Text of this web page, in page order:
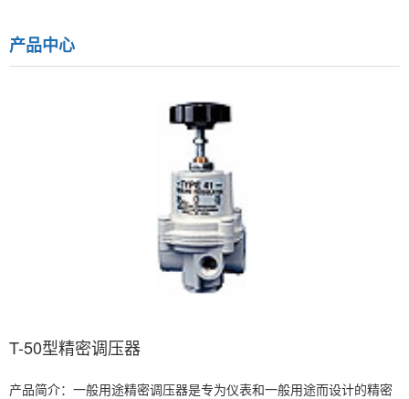
产品中心
T-50型精密调压器
产品简介：一般用途精密调压器是专为仪表和一般用途而设计的精密